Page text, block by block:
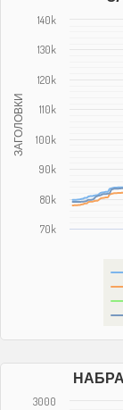
ЗАГОЛОВКИ
70k
80k
90k
100k
110k
120k
130k
140k
3000